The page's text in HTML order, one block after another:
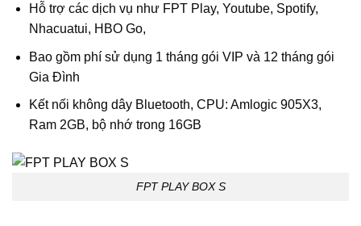
Hỗ trợ các dịch vụ như FPT Play, Youtube, Spotify,
Nhacuatui, HBO Go,
Bao gồm phí sử dụng 1 tháng gói VIP và 12 tháng gói
Gia Đình
Kết nối không dây Bluetooth, CPU: Amlogic 905X3,
Ram 2GB, bộ nhớ trong 16GB
FPT PLAY BOX S